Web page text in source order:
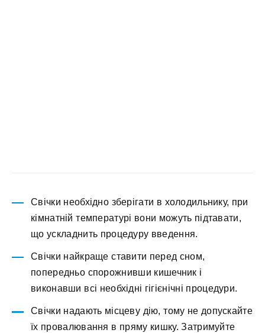
Свічки необхідно зберігати в холодильнику, при
кімнатній температурі вони можуть підтавати,
що ускладнить процедуру введення.
Свічки найкраще ставити перед сном,
попередньо спорожнивши кишечник і
виконавши всі необхідні гігієнічні процедури.
Свічки надають місцеву дію, тому не допускайте
їх провалювання в пряму кишку. Затримуйте